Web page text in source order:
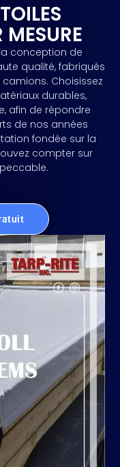
MESURE
conception de
qualité, fabriqués
Choisissez
durables,
afin de répondre
de nos années
fondée sur la
compter sur